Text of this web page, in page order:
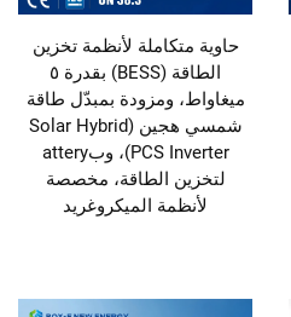
حاوية متكاملة لأنظمة تخزين
الطاقة (BESS) بقدرة ٥
ميغاواط، ومزودة بمبدّل طاقة
شمسي هجين (Solar Hybrid
PCS Inverter)، وبattery
لتخزين الطاقة، مخصصة
لأنظمة الميكروغريد